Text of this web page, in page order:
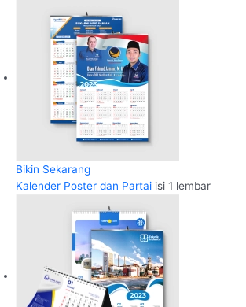
Bikin Sekarang
Kalender Poster dan Partai isi 1 lembar